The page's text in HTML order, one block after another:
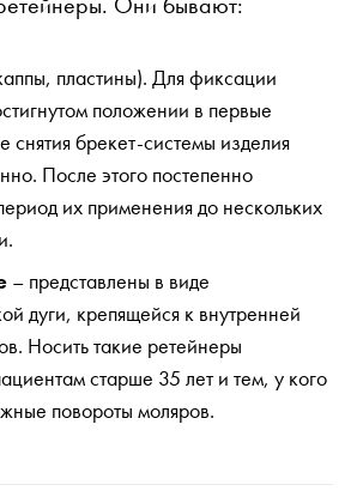
пластины). Для фиксации
положении в первые
снятия брекет-системы изделия
После этого постепенно
их применения до нескольких
– представлены в виде
дуги, крепящейся к внутренней
Носить такие ретейнеры
старше 35 лет и тем, у кого
повороты моляров.